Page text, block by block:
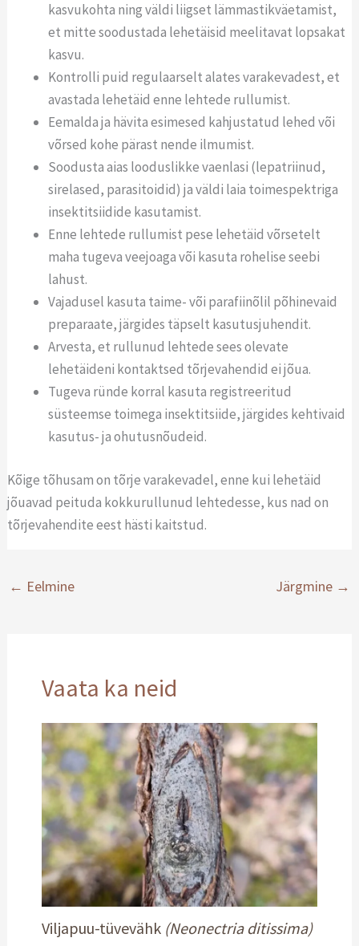
kasvukohta ning väldi liigset lämmastikväetamist,
et mitte soodustada lehetäisid meelitavat lopsakat
kasvu.
Kontrolli puid regulaarselt alates varakevadest, et
avastada lehetäid enne lehtede rullumist.
Eemalda ja hävita esimesed kahjustatud lehed või
võrsed kohe pärast nende ilmumist.
Soodusta aias looduslikke vaenlasi (lepatriinud,
sirelased, parasitoidid) ja väldi laia toimespektriga
insektitsiidide kasutamist.
Enne lehtede rullumist pese lehetäid võrsetelt
maha tugeva veejoaga või kasuta rohelise seebi
lahust.
Vajadusel kasuta taime- või parafiinõlil põhinevaid
preparaate, järgides täpselt kasutusjuhendit.
Arvesta, et rullunud lehtede sees olevate
lehetäideni kontaktsed tõrjevahendid ei jõua.
Tugeva ründe korral kasuta registreeritud
süsteemse toimega insektitsiide, järgides kehtivaid
kasutus- ja ohutusnõudeid.
Kõige tõhusam on tõrje varakevadel, enne kui lehetäid
jõuavad peituda kokkurullunud lehtedesse, kus nad on
tõrjevahendite eest hästi kaitstud.
← Eelmine Järgmine →
Vaata ka neid
Viljapuu-tüvevähk (Neonectria ditissima)